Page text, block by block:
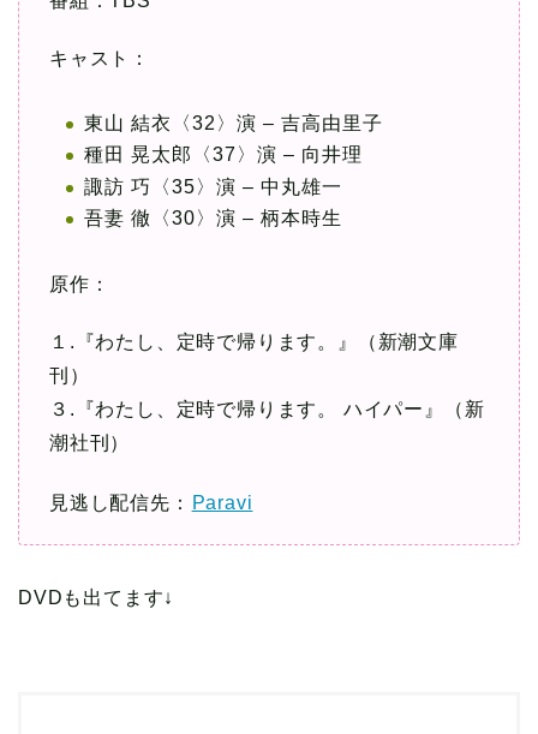
キャスト：
東山 結衣〈32〉演 – 吉高由里子
種田 晃太郎〈37〉演 – 向井理
諏訪 巧〈35〉演 – 中丸雄一
吾妻 徹〈30〉演 – 柄本時生
原作：
１.『わたし、定時で帰ります。』（新潮文庫
刊）
３.『わたし、定時で帰ります。 ハイパー』（新
潮社刊）
見逃し配信先： Paravi
DVDも出てます↓